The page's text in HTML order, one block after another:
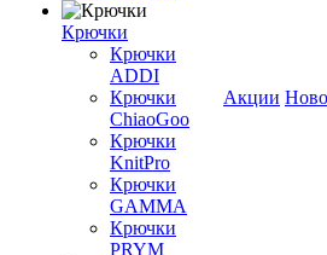
Крючки
Крючки
ADDI
Крючки
ChiaoGoo
Крючки
KnitPro
Крючки
GAMMA
Крючки
PRYM
Акции